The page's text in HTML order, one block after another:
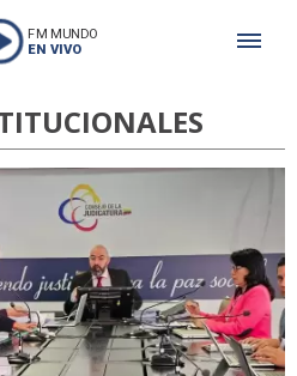
FM MUNDO
EN VIVO